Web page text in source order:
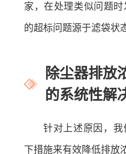
家，在处理类似问题
的超标问题源于滤袋状
除尘器排放
的系统性解
针对上述原因，我
下措施来有效降低排放